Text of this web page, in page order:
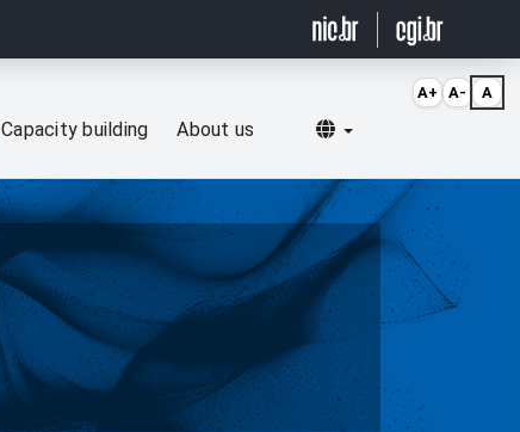
Capacity building About us Selecionar idioma
A+ A- A